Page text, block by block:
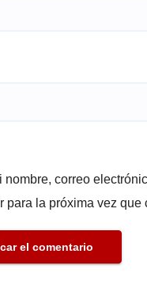
nombre, correo
para la próxima vez que